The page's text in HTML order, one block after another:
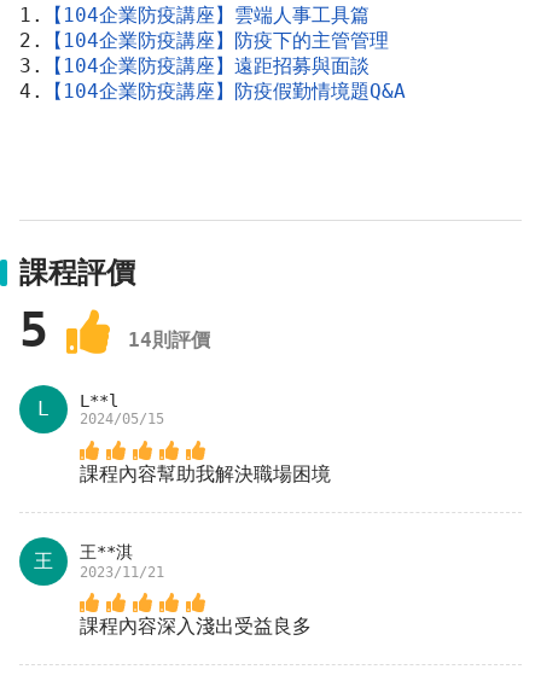
1.
【104企業防疫講座】雲端人事工具篇
2.
【104企業防疫講座】防疫下的主管管理
3.
【104企業防疫講座】遠距招募與面談
4.
【104企業防疫講座】防疫假勤情境題Q&A
課程評價
5 14則評價
L L**l
2024/05/15
課程內容幫助我解決職場困境
王 王**淇
2023/11/21
課程內容深入淺出受益良多